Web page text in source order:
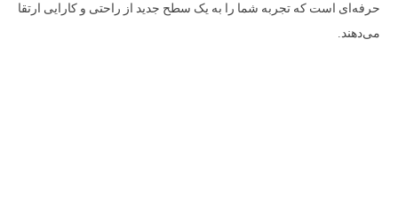
حرفه‌ای است که تجربه شما را به یک سطح جدید از راحتی و کارایی ارتقا
می‌دهند.